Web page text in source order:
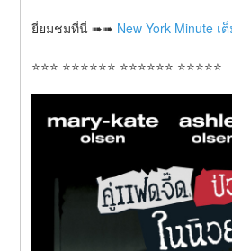
ยี่ยมชมที่นี่ ➠➠ New York Minute เ
⭐⭐⭐ ⭐⭐⭐⭐⭐⭐ ⭐⭐⭐⭐⭐⭐ ⭐⭐⭐⭐⭐